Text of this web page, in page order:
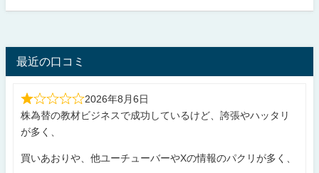
最近の口コミ
2026年8月6日
株為替の教材ビジネスで成功しているけど、誇張やハッタリ
が多く、
買いあおりや、他ユーチューバーやXの情報のパクリが多く、